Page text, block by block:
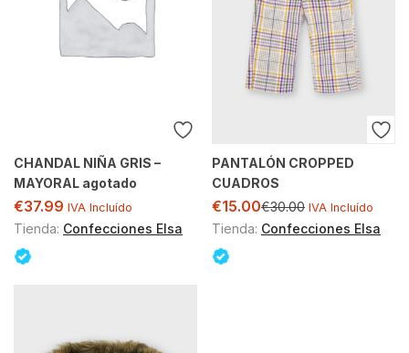
CHANDAL NIÑA GRIS –
MAYORAL agotado
€37.99 IVA Incluído
Tienda: Confecciones Elsa
PANTALÓN CROPPED
CUADROS
€15.00€30.00 IVA Incluído
Tienda: Confecciones Elsa